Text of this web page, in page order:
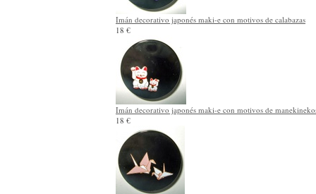
Imán decorativo japonés maki-e con motivos de calabazas
18 €
Imán decorativo japonés maki-e con motivos de
18 €